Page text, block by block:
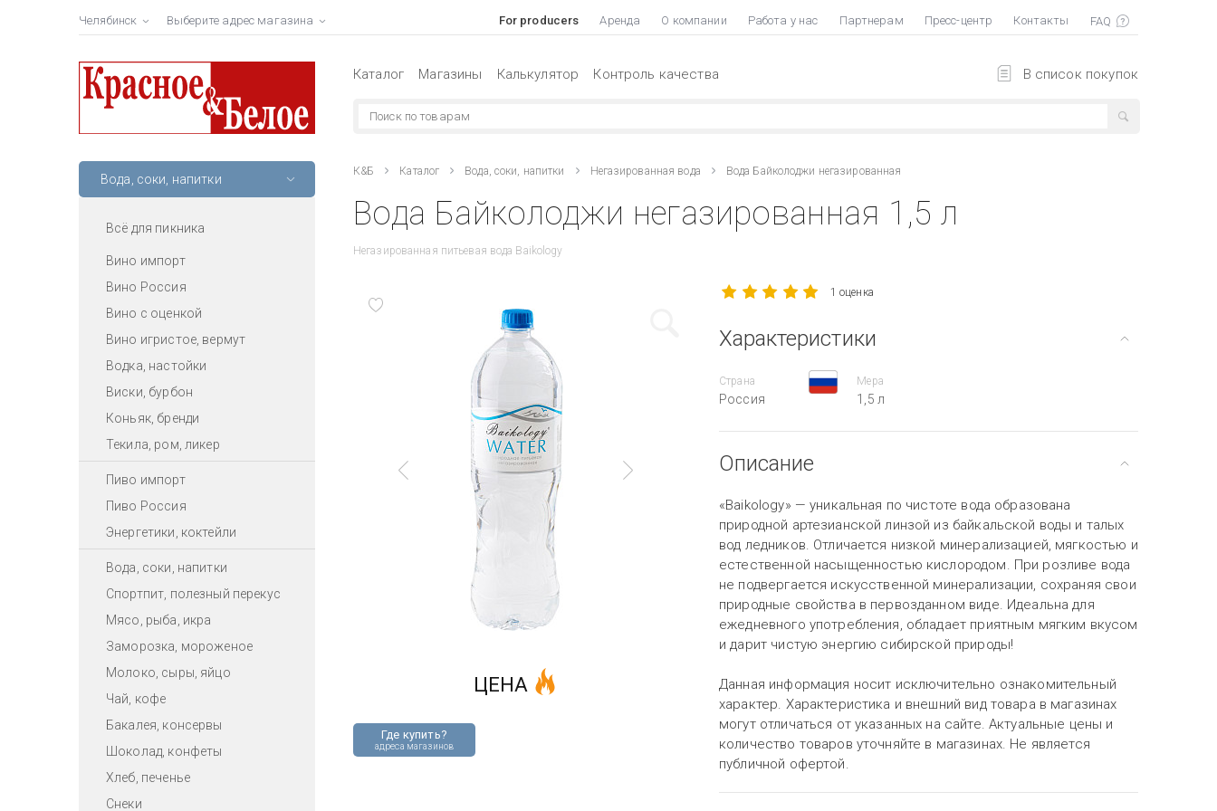
Челябинск Выберите адрес магазина For producers Аренда О компании Работа у нас Партнерам Пресс-центр Контакты
В список покупок
Каталог Магазины Калькулятор Контроль качества
Вода, соки, напитки
Всё для пикника
Вино импорт
Вино Россия
Вино с оценкой
Вино игристое, вермут
Водка, настойки
Виски, бурбон
Коньяк, бренди
Текила, ром, ликер
Пиво импорт
Пиво Россия
Энергетики, коктейли
Вода, соки, напитки
Спортпит, полезный перекус
Мясо, рыба, икра
Заморозка, мороженое
Молоко, сыры, яйцо
Чай, кофе
Бакалея, консервы
Шоколад, конфеты
Хлеб, печенье
Снеки
К&Б Каталог Вода, соки, напитки Негазированная вода Вода Байколоджи негазированная
Вода Байколоджи негазированная 1,5 л
Негазированная питьевая вода Baikology
Где купить?
адреса магазинов
ЦЕНА
1 оценка
Характеристики
Страна
Россия
Мера
1,5 л
Описание
«Baikology» — уникальная по чистоте вода образована
природной артезианской линзой из байкальской воды и талых
вод ледников. Отличается низкой минерализацией, мягкостью и
естественной насыщенностью кислородом. При розливе вода
не подвергается искусственной минерализации, сохраняя свои
природные свойства в первозданном виде. Идеальна для
ежедневного употребления, обладает приятным мягким вкусом
и дарит чистую энергию сибирской природы!
Данная информация носит исключительно ознакомительный
характер. Характеристика и внешний вид товара в магазинах
могут отличаться от указанных на сайте. Актуальные цены и
количество товаров уточняйте в магазинах. Не является
публичной офертой.